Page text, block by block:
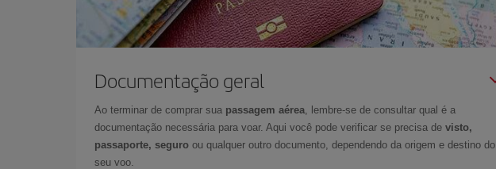
Documentação geral
Ao terminar de comprar sua passagem aérea , lembre-se de consultar qual é a
documentação necessária para voar. Aqui você pode verificar se precisa de visto,
passaporte, seguro ou qualquer outro documento, dependendo da origem e destino do
seu voo.